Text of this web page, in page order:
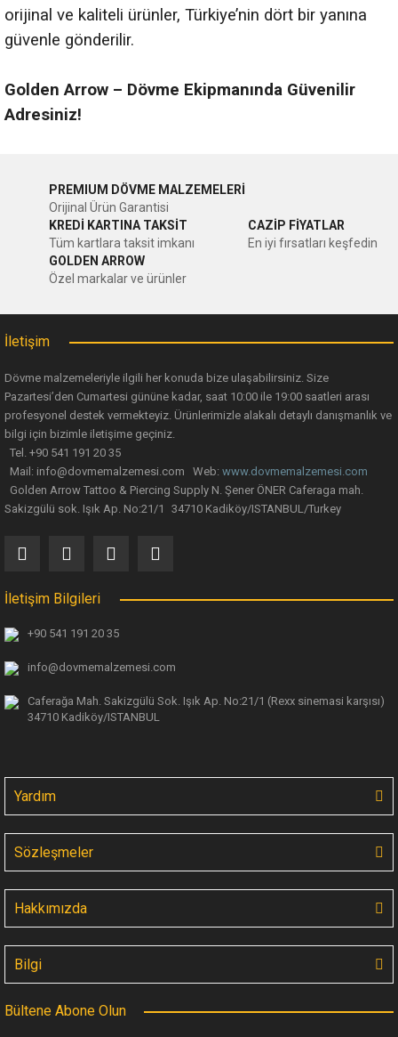
orijinal ve kaliteli ürünler, Türkiye’nin dört bir yanına
güvenle gönderilir.
Golden Arrow – Dövme Ekipmanında Güvenilir
Adresiniz!
PREMIUM DÖVME MALZEMELERİ
Orijinal Ürün Garantisi
KREDİ KARTINA TAKSİT
Tüm kartlara taksit imkanı
CAZİP FİYATLAR
En iyi fırsatları keşfedin
GOLDEN ARROW
Özel markalar ve ürünler
İletişim
Dövme malzemeleriyle ilgili her konuda bize ulaşabilirsiniz. Size
Pazartesi’den Cumartesi gününe kadar, saat 10:00 ile 19:00 saatleri arası
profesyonel destek vermekteyiz. Ürünlerimizle alakalı detaylı danışmanlık ve
bilgi için bizimle iletişime geçiniz.
Tel. +90 541 191 20 35
Mail: info@dovmemalzemesi.com Web: www.dovmemalzemesi.com
Golden Arrow Tattoo & Piercing Supply N. Şener ÖNER Caferaga mah.
Sakizgülü sok. Işık Ap. No:21/1 34710 Kadiköy/ISTANBUL/Turkey
İletişim Bilgileri
+90 541 191 20 35
info@dovmemalzemesi.com
Caferağa Mah. Sakizgülü Sok. Işık Ap. No:21/1 (Rexx sinemasi karşısı)
34710 Kadiköy/ISTANBUL
Yardım
Sözleşmeler
Hakkımızda
Bilgi
Bültene Abone Olun